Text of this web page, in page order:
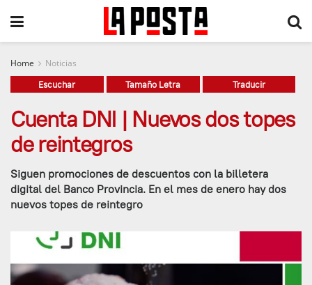
Home Noticias
Escuchar Tamaño Letra Traducir
Cuenta DNI | Nuevos dos topes
de reintegros
Siguen promociones de descuentos con la billetera
digital del Banco Provincia. En el mes de enero hay dos
nuevos topes de reintegro